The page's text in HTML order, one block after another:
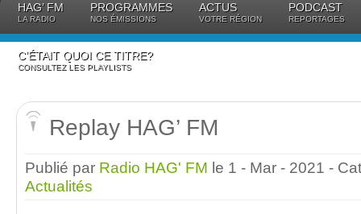
HAG’ FM
LA RADIO
PROGRAMMES
NOS ÉMISSIONS
ACTUS
VOTRE RÉGION
PODCAST
REPORTAGES
C’ÉTAIT QUOI CE TITRE?
CONSULTEZ LES PLAYLISTS
Replay HAG’ FM
Publié par Radio HAG' FM le 1 - Mar - 2021 -
Actualités